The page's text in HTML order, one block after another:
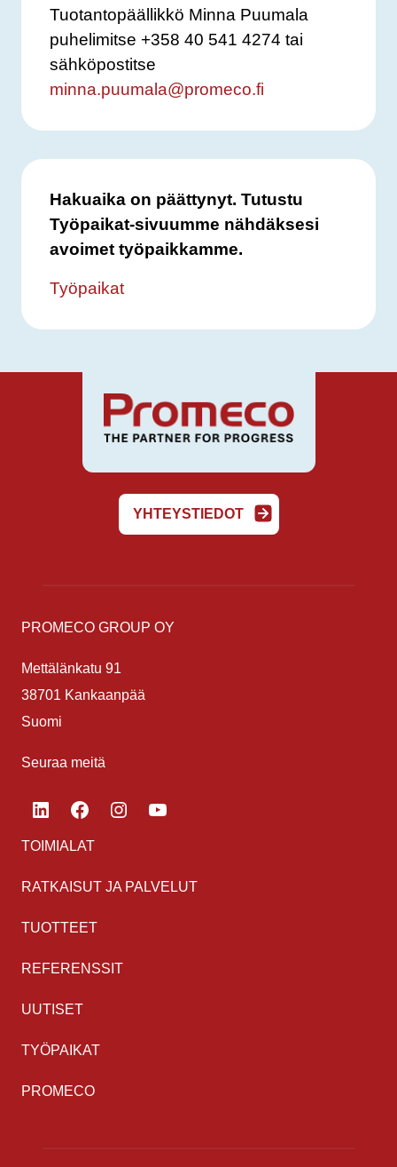
Tuotantopäällikkö Minna Puumala
puhelimitse +358 40 541 4274 tai
sähköpostitse
minna.puumala@promeco.fi
Hakuaika on päättynyt. Tutustu
Työpaikat-sivuumme nähdäksesi
avoimet työpaikkamme.
Työpaikat
YHTEYSTIEDOT
PROMECO GROUP OY
Mettälänkatu 91
38701 Kankaanpää
Suomi
Seuraa meitä
LinkedInFacebook
TOIMIALAT
RATKAISUT JA PALVELUT
TUOTTEET
REFERENSSIT
UUTISET
TYÖPAIKAT
PROMECO